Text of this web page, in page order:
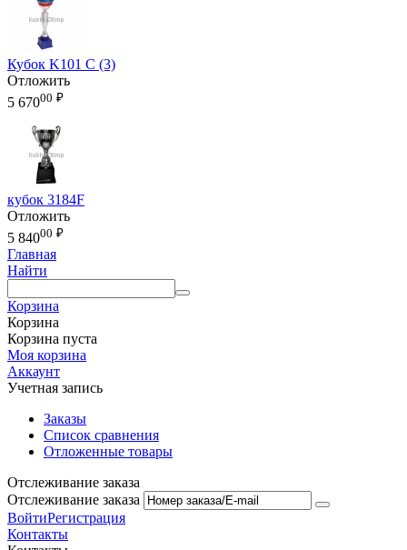
Кубок K101 С (3)
Отложить
5 67000 ₽
кубок 3184F
Отложить
5 84000 ₽
Главная
Найти
Корзина
Корзина
Корзина пуста
Моя корзина
Аккаунт
Учетная запись
Заказы
Список сравнения
Отложенные товары
Отслеживание заказа
Отслеживание заказа
ВойтиРегистрация
Контакты